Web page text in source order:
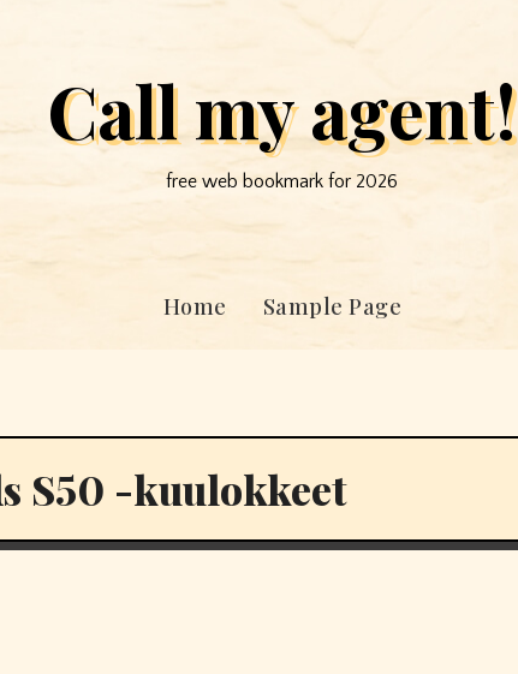
Call my agent!
free web bookmark for 2026
Home Sample Page
S50 -kuulokkeet